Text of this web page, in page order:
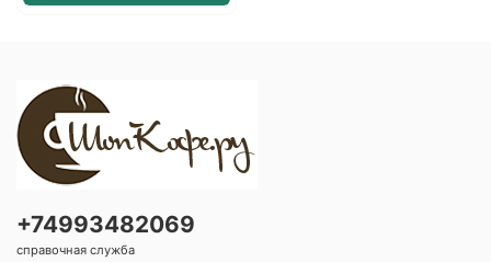
+74993482069
справочная служба